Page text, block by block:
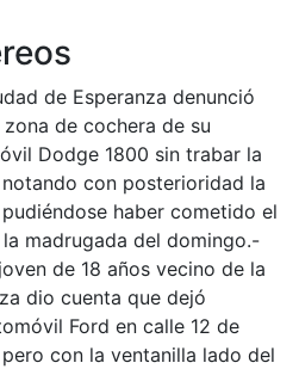
de Esperanza denunció
de cochera de su
Dodge 1800 sin trabar la
con posterioridad la
haber cometido el
madrugada del domingo.-
de 18 años vecino de la
dio cuenta que dejó
Ford en calle 12 de
con la ventanilla lado del